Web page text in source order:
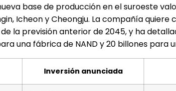
base de producción en el suroeste
Icheon y Cheongju. La compañía
la previsión anterior de 2045, y ha
una fábrica de NAND y 20 billones
Inversión anunciada